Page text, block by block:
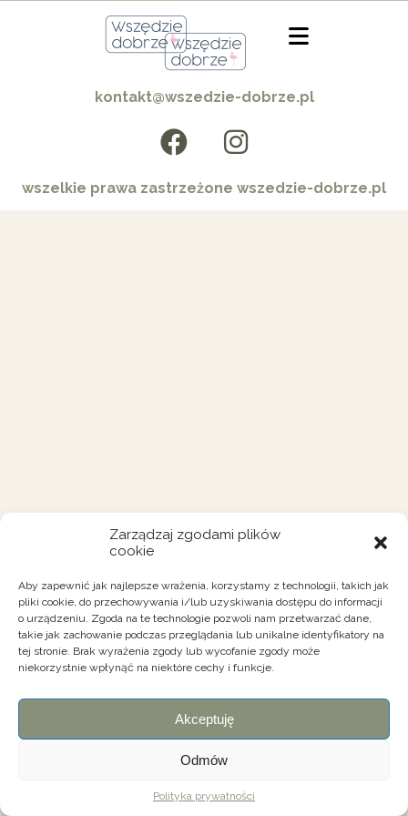
Zarządzaj zgodami plików
cookie
Aby zapewnić jak najlepsze wrażenia, korzystamy z technologii, takich jak
pliki cookie, do przechowywania i/lub uzyskiwania dostępu do informacji
o urządzeniu. Zgoda na te technologie pozwoli nam przetwarzać dane,
takie jak zachowanie podczas przeglądania lub unikalne identyfikatory na
tej stronie. Brak wyrażenia zgody lub wycofanie zgody może
niekorzystnie wpłynąć na niektóre cechy i funkcje.
Akceptuję
Odmów
Polityka prywatności
kontakt@wszedzie-dobrze.pl
wszelkie prawa zastrzeżone wszedzie-dobrze.pl